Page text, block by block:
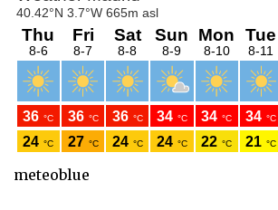
meteoblue